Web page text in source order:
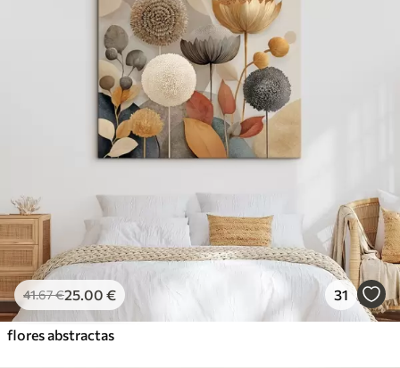
41.67€25.00 € 31
flores abstractas